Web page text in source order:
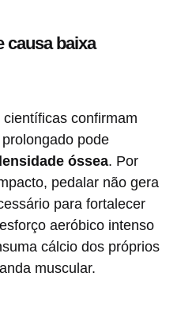
causa baixa
confirmam
pode
óssea. Por
pedalar não gera
para fortalecer
aeróbico intenso
cálcio dos próprios
muscular.